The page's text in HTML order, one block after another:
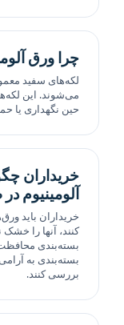
چرا ورق
لکه‌های سفید
می‌شوند. این
حین نگهداری یا
خریداران
آلومینیوم
خریداران باید
کنند، آنها را خشک
بسته‌بندی محافظت
بسته‌بندی به
بررسی کنند.